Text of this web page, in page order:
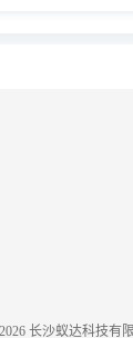
长沙蚁达科技有